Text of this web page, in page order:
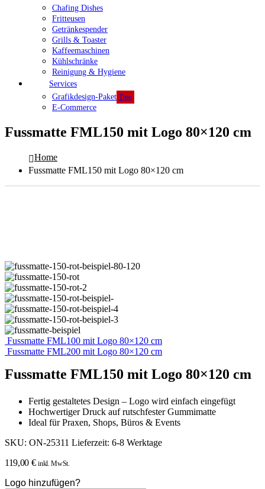
Chafing Dishes
Fritteusen
Getränkespender
Grills & Toaster
Kaffeemaschinen
Kühlschränke
Reinigung & Hygiene
Services
Grafikdesign-Paket Tipp
E-Commerce
Fussmatte FML150 mit Logo 80×120 cm
Home
Fussmatte FML150 mit Logo 80×120 cm
Fussmatte FML100 mit Logo 80×120 cm
Fussmatte FML200 mit Logo 80×120 cm
Fussmatte FML150 mit Logo 80×120 cm
Fertig gestaltetes Design – Logo wird einfach eingefügt
Hochwertiger Druck auf rutschfester Gummimatte
Ideal für Praxen, Shops, Büros & Events
SKU: ON-25311 Lieferzeit: 6-8 Werktage
119,00 € inkl. MwSt.
Logo hinzufügen?